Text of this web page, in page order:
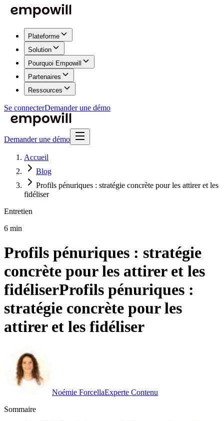
Plateforme
Solution
Pourquoi Empowill
Partenaires
Ressources
Se connecterDemander une démo
Demander une démo
Accueil
Blog
Profils pénuriques : stratégie concrète pour les attirer et les
fidéliser
Entretien
6 min
Profils pénuriques : stratégie
concrète pour les attirer et les
fidéliserProfils pénuriques :
stratégie concrète pour les
attirer et les fidéliser
Noémie ForcellaExperte Contenu
Sommaire